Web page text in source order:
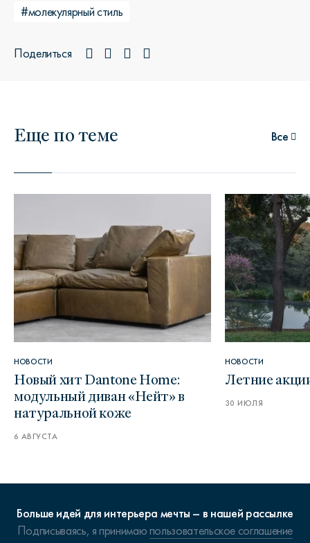
#молекулярный стиль
Поделиться
Еще по теме Все
НОВОСТИ
Новый хит Dantone Home:
модульный диван «Нейт» в
натуральной коже
6 АВГУСТА
НОВОСТИ
Летние
30 ИЮЛЯ
Больше идей для интерьера мечты – в нашей рассылке
Подписываясь, я принимаюпользовательское соглашение